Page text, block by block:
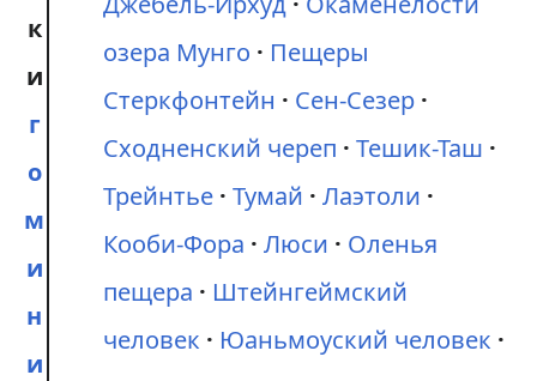
к
и
г
о
м
и
н
и
озера Мунго
Пещеры
Стеркфонтейн
Сен-Сезер
Сходненский череп
Тешик-Таш
Трейнтье Тумай
Лаэтоли
Кооби-Фора
Люси
Оленья
пещера
Штейнгеймский
человек
Юаньмоуский человек